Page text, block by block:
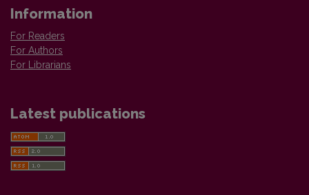
Information
For Readers
For Authors
For Librarians
Latest publications